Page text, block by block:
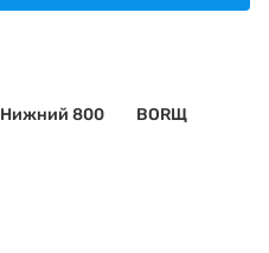
Нижний 800 BORЩ